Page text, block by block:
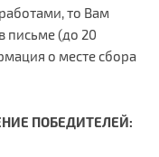
то Вам
письме (до 20
о месте сбора
ПОБЕДИТЕЛЕЙ: